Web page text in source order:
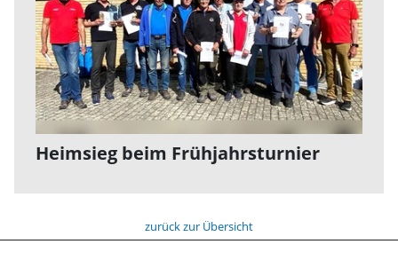
Heimsieg beim Frühjahrsturnier
zurück zur Übersicht